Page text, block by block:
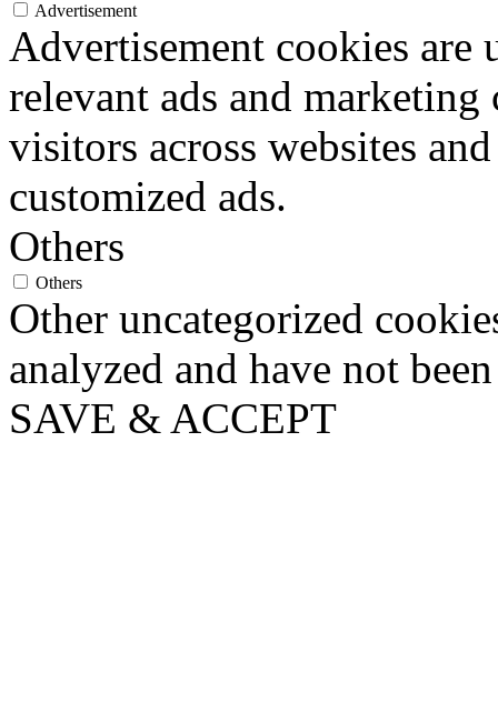
Advertisement
Advertisement cookies
relevant ads and marketing
visitors across websites
customized ads.
Others
Others
Other uncategorized
analyzed and have not
SAVE & ACCEPT